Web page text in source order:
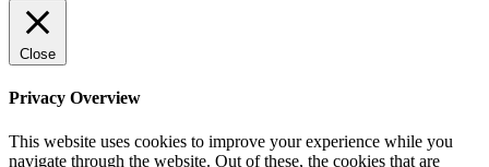
Close
Privacy Overview
This website uses cookies to improve your experience while you
navigate through the website. Out of these, the cookies that are